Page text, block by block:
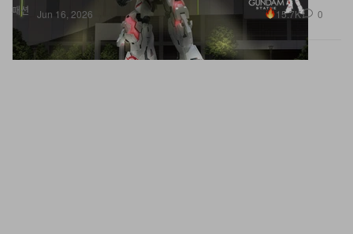
패션 Jun 16, 2026 15.7K 0